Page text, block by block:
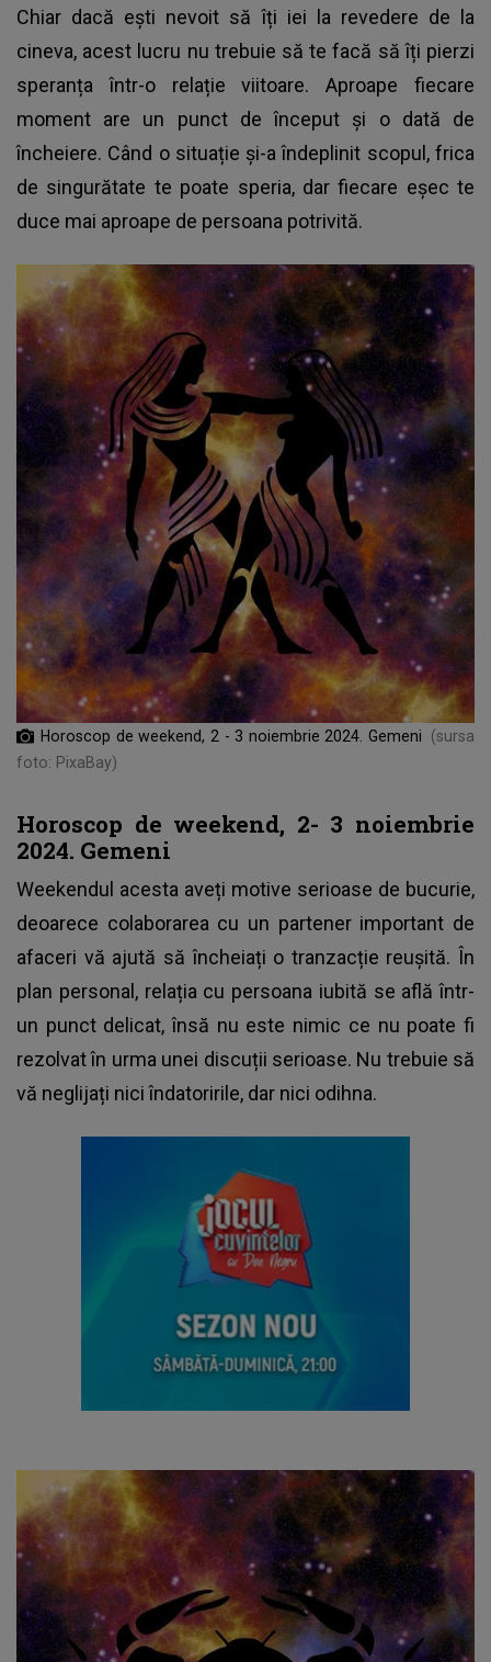
Chiar dacă ești nevoit să îți iei la revedere de la
cineva, acest lucru nu trebuie să te facă să îți pierzi
speranța într-o relație viitoare. Aproape fiecare
moment are un punct de început și o dată de
încheiere. Când o situație și-a îndeplinit scopul, frica
de singurătate te poate speria, dar fiecare eșec te
duce mai aproape de persoana potrivită.
Horoscop de weekend, 2 - 3 noiembrie 2024. Gemeni
(sursa
foto: PixaBay)
Horoscop de weekend, 2- 3 noiembrie
2024. Gemeni
Weekendul acesta aveți motive serioase de bucurie,
deoarece colaborarea cu un partener important de
afaceri vă ajută să încheiați o tranzacție reușită. În
plan personal, relația cu persoana iubită se află într-
un punct delicat, însă nu este nimic ce nu poate fi
rezolvat în urma unei discuții serioase. Nu trebuie să
vă neglijați nici îndatoririle, dar nici odihna.